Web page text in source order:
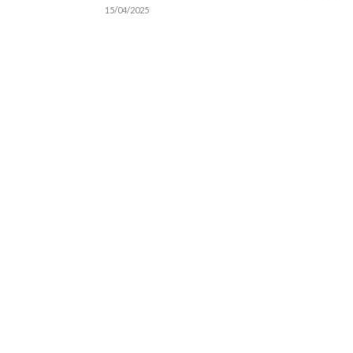
15/04/2025